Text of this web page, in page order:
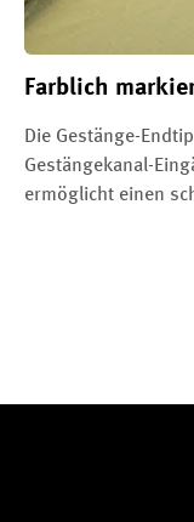
Farblich
Die Gestänge-
Gestängekanal-
ermöglicht einen